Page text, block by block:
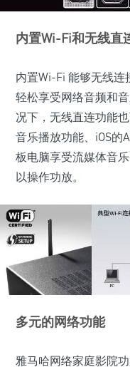
内置Wi-Fi和无线直
内置Wi-Fi 能够无线连
轻松享受网络音频和
况下，无线直连功能
音乐播放功能、iOS的
板电脑享受流媒体音
以操作功放。
多元的网络功能
雅马哈网络家庭影院